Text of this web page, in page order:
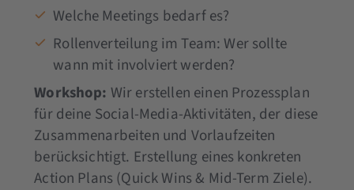
Welche Meetings bedarf es?
Rollenverteilung im Team: Wer sollte
wann mit involviert werden?
Workshop: Wir erstellen einen Prozessplan
für deine Social-Media-Aktivitäten, der diese
Zusammenarbeiten und Vorlaufzeiten
berücksichtigt. Erstellung eines konkreten
Action Plans (Quick Wins & Mid-Term Ziele).